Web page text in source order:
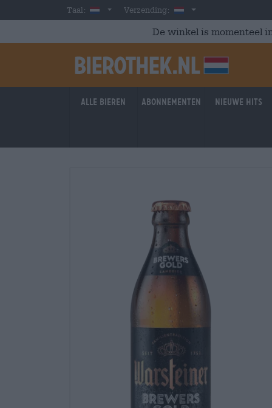
Skip to main content
Taal: DutchVerzending: Nederland
De winkel is momenteel
Alle bieren Abonnementen Nieuwe hits